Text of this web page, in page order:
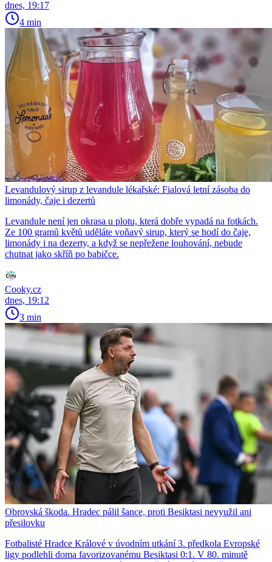
dnes, 19:17
4 min
Levandulový sirup z levandule lékařské: Fialová letní zásoba do
limonády, čaje i dezertů
Levandule není jen okrasa u plotu, která dobře vypadá na fotkách.
Ze 100 gramů květů uděláte voňavý sirup, který se hodí do čaje,
limonády i na dezerty, a když se nepřežene louhování, nebude
chutnat jako skříň po babičce.
Cooky.cz
dnes, 19:12
3 min
Obrovská škoda. Hradec pálil šance, proti Besiktasi nevyužil ani
přesilovku
Fotbalisté Hradce Králové v úvodním utkání 3. předkola Evropské
ligy podlehli doma favorizovanému Besiktasi 0:1. V 80. minutě